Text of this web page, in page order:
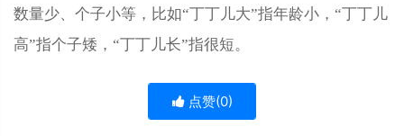
数量少、个子小等，比如“丁丁儿大”指年龄小，“丁丁儿
高”指个子矮，“丁丁儿长”指很短。
点赞(0)